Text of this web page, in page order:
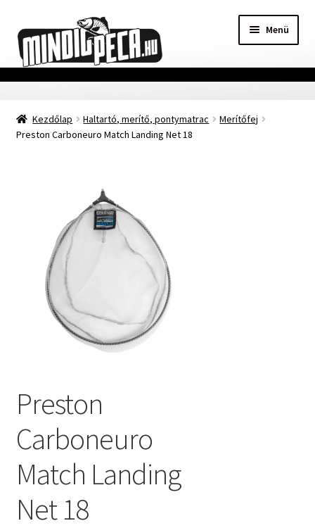
a
navigációhoz
a
tartalomba
Menü
Főoldal
Adatvédelmi nyilatkozat
Szállítási Információ
Kapcsolat
Márkák
Mohosz Versenynaptár 2025
Kezdőlap Haltartó, merítő, pontymatrac
Merítőfej
Preston Carboneuro Match Landing Net 18
Preston
Carboneuro
Match Landing
Net 18